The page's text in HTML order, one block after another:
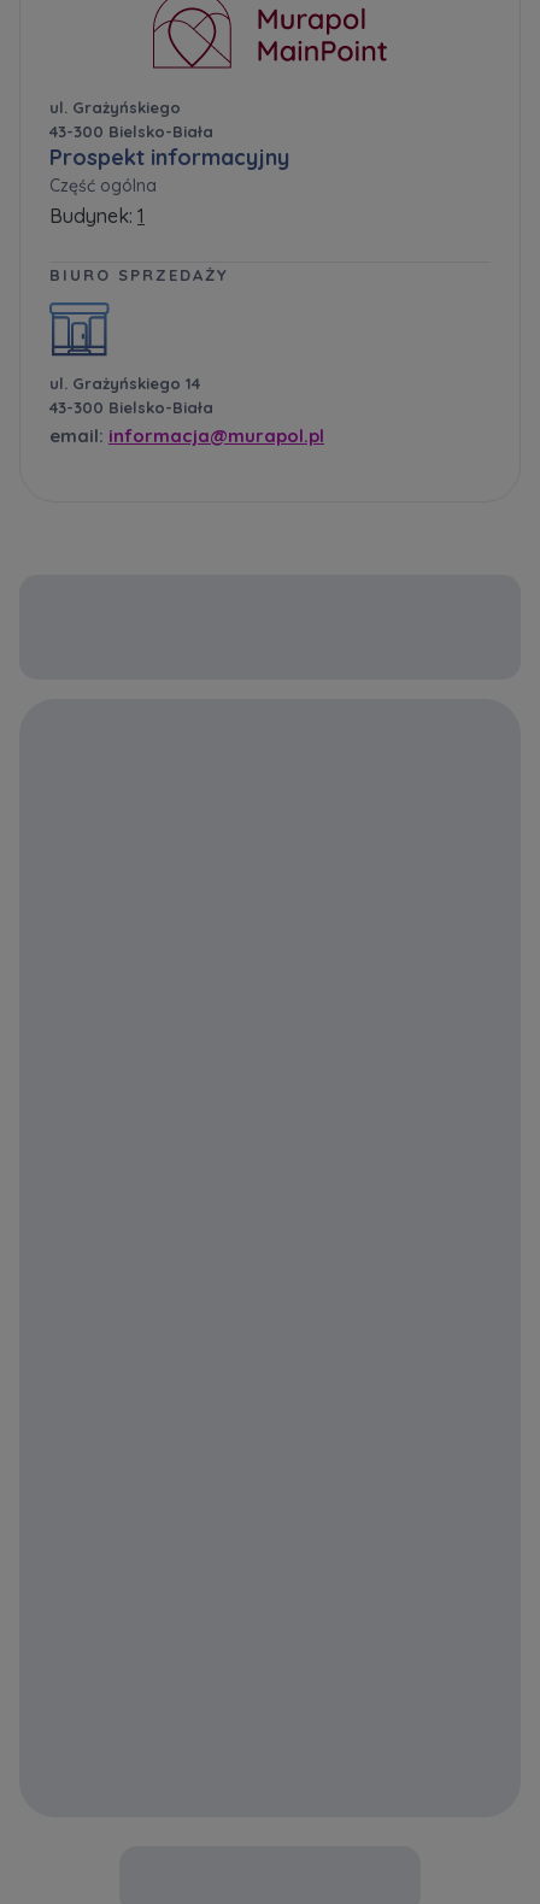
ul. Grażyńskiego
43-300 Bielsko-Biała
Prospekt informacyjny
Część ogólna
Budynek: 1
BIURO SPRZEDAŻY
ul. Grażyńskiego 14
43-300 Bielsko-Biała
email: informacja@murapol.pl